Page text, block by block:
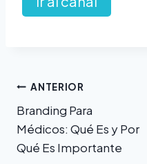
Navegación
de
entradas
ANTERIOR
Branding Para
Médicos: Qué Es y Por
Qué Es Importante